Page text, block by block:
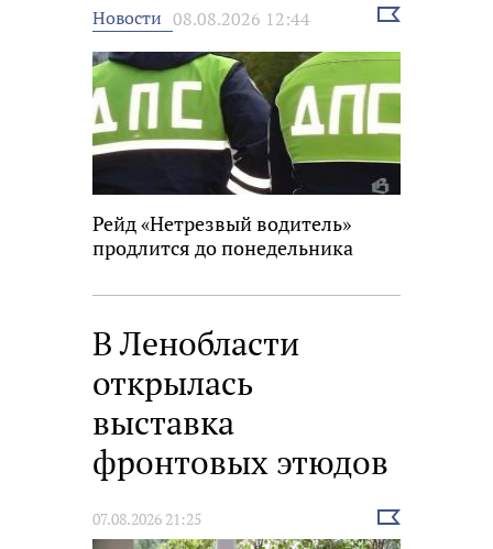
Новости 08.08.2026 12:44
Выбрать
Рейд «Нетрезвый водитель»
продлится до понедельника
В Ленобласти
открылась
выставка
фронтовых этюдов
07.08.2026 21:25
Выбрать
новость